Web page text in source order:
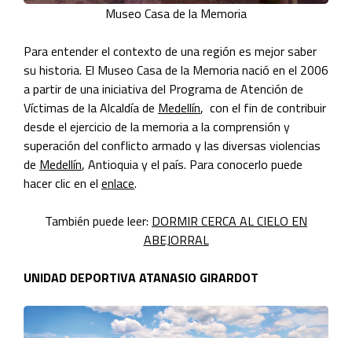
Museo Casa de la Memoria
Para entender el contexto de una región es mejor saber
su historia. El Museo Casa de la Memoria nació en el 2006
a partir de una iniciativa del Programa de Atención de
Víctimas de la Alcaldía de Medellín, con el fin de contribuir
desde el ejercicio de la memoria a la comprensión y
superación del conflicto armado y las diversas violencias
de Medellín, Antioquia y el país. Para conocerlo puede
hacer clic en el enlace.
También puede leer: DORMIR CERCA AL CIELO EN
ABEJORRAL
UNIDAD DEPORTIVA ATANASIO GIRARDOT